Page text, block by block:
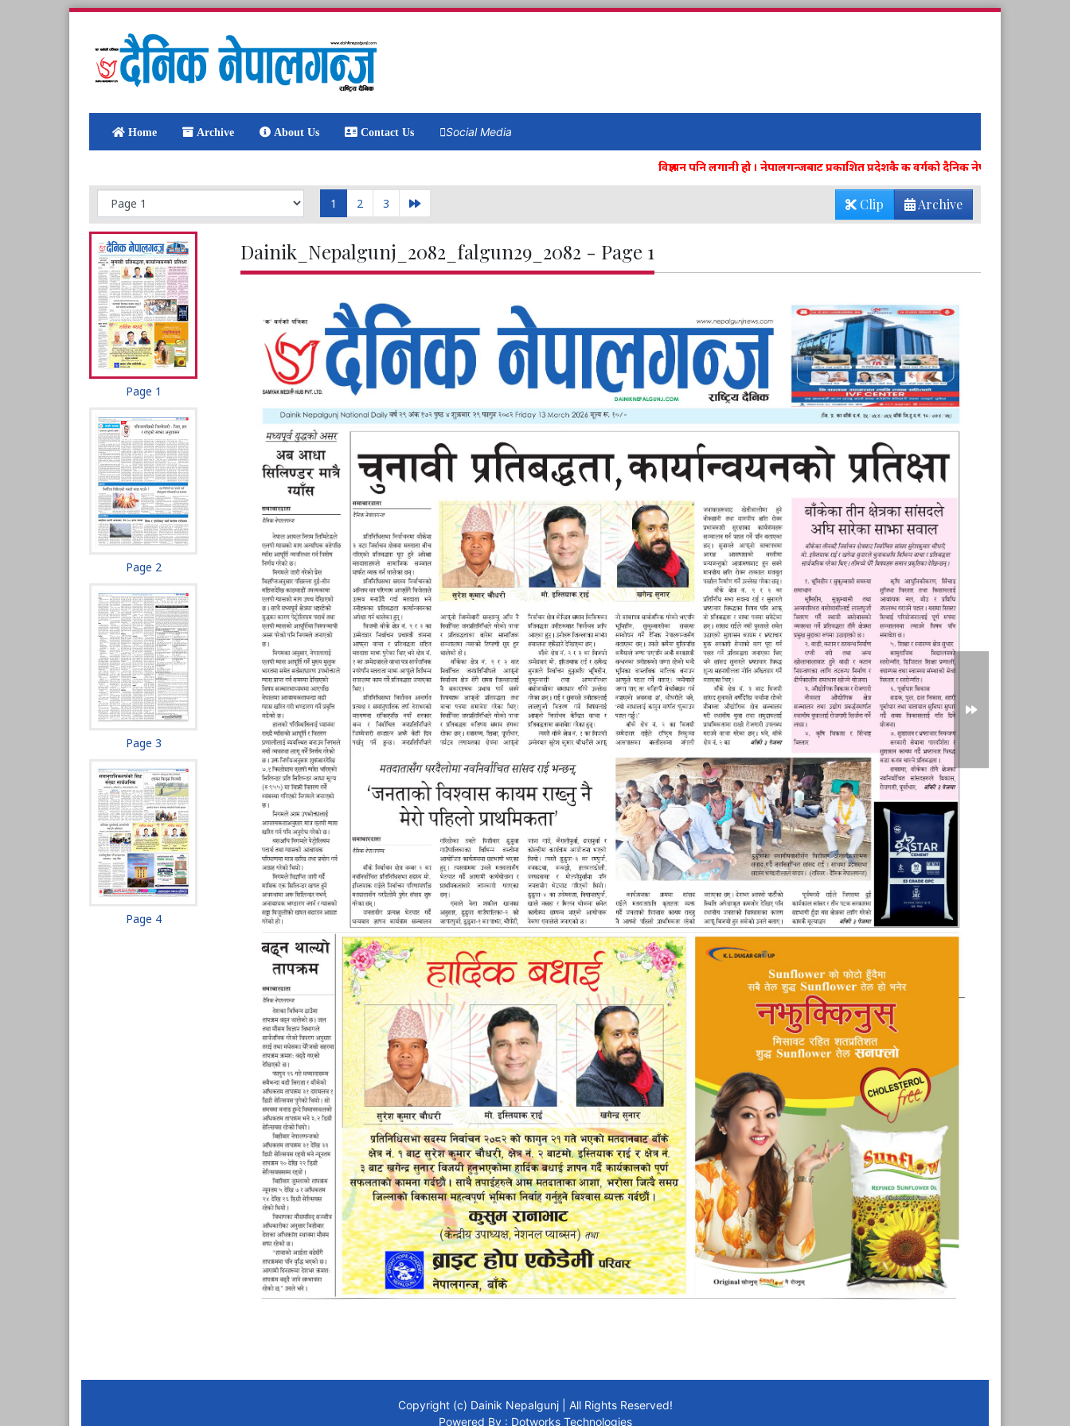
Home Archive About Us Contact Us Social Media
विज्ञापन पनि लगानी हो । नेपालगन्जबाट प्रकाशित प्रदेशकै क वर्गको दैनिक नेपालगन्ज पत्रिकामा
1 2 3 Archive
Clip
Page 1
Page 2
Page 3
Page 4
Dainik_Nepalgunj_2082_falgun29_2082 - Page 1
Copyright (c) Dainik Nepalgunj | All Rights Reserved!
Powered By : Dotworks Technologies